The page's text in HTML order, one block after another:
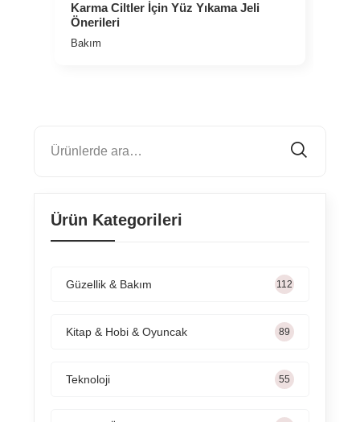
⁠Karma Ciltler İçin Yüz Yıkama Jeli
Önerileri
Bakım
Ürün Kategorileri
Güzellik & Bakım 165
Kitap & Hobi & Oyuncak 131
Teknoloji 82